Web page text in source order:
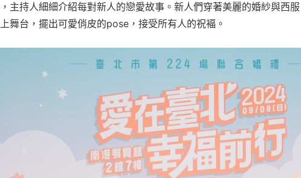
主持人細細介紹每對新人的戀愛故事。新人們穿著美麗的婚紗與西
舞台，擺出可愛俏皮的pose，接受所有人的祝褔。